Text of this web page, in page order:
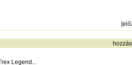
[
Legend...